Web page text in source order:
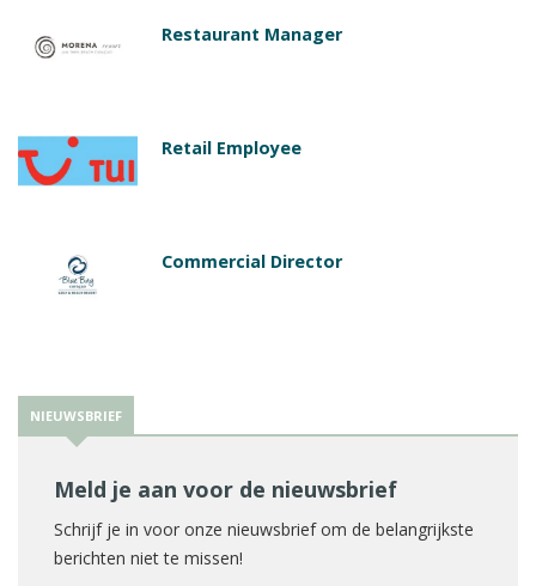
Restaurant Manager
Retail Employee
Commercial Director
NIEUWSBRIEF
Meld je aan voor de nieuwsbrief
Schrijf je in voor onze nieuwsbrief om de belangrijkste
berichten niet te missen!